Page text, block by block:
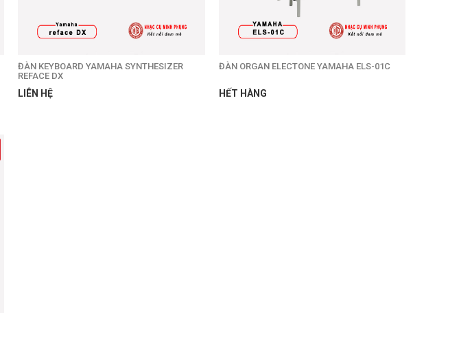
ĐÀN KEYBOARD YAMAHA SYNTHESIZER
REFACE DX
LIÊN HỆ
ĐÀN ORGAN ELECTONE YAMAHA ELS-01C
HẾT HÀNG